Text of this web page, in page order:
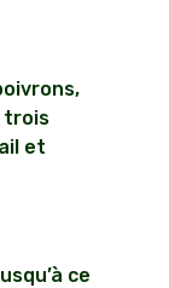
trois
et
ce